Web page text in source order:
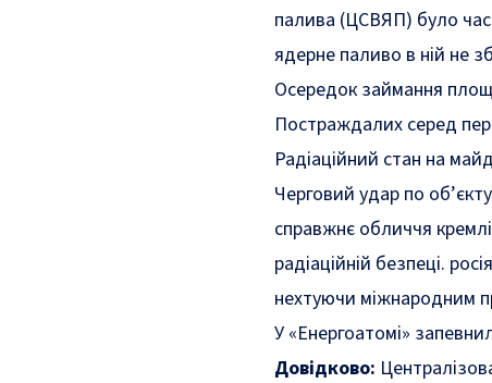
палива (ЦСВЯП) було
ядерне паливо в ній не
Осередок займання
Постраждалих серед
Радіаційний стан на
Черговий удар по
справжнє обличчя
радіаційній безпеці.
нехтуючи міжнародним
У «Енергоатомі»
Довідково: